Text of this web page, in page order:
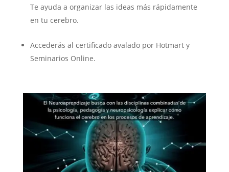
Te ayuda a organizar las ideas más rápidamente
en tu cerebro.
Accederás al certificado avalado por Hotmart y
Seminarios Online.